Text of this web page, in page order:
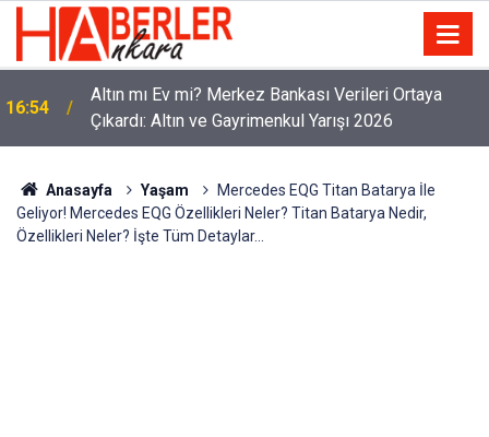
16:54
Altın mı Ev mi? Merkez Bankası Verileri Ortaya
Çıkardı: Altın ve Gayrimenkul Yarışı 2026
Anasayfa Yaşam
Mercedes EQG Titan Batarya İle
Geliyor! Mercedes EQG Özellikleri Neler? Titan Batarya Nedir,
Özellikleri Neler? İşte Tüm Detaylar...